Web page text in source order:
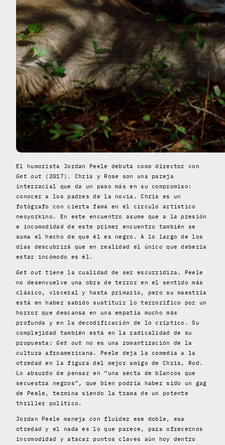
El humorista Jordan Peele debuta como director con
Get out (2017). Chris y Rose son una pareja
interracial que da un paso más en su compromiso:
conocer a los padres de la novia. Chris es un
fotógrafo con cierta fama en el círculo artístico
neoyorkino. En este encuentro asume que a la presión
e incomodidad de este primer encuentro también se
suma el hecho de que él es negro. A lo largo de los
días descubrirá que en realidad el único que debería
estar incómodo es él.
Get outtiene la cualidad de ser escurridiza. Peele
no desenvuelve una obra de terror en el sentido más
clásico, visceral y hasta primario, pero su maestría
está en haber sabido sustituir lo terrorífico por un
horror que descansa en una empatía mucho más
profunda y en la decodificación de lo críptico. Su
complejidad también está en la radicalidad de su
propuesta:Get out
no es una romantización de la
cultura afroamericana. Peele deja la comedia a la
otredad en la figura del mejor amigo de Chris, Rod.
Lo absurdo de pensar en “una secta de blancos que
secuestra negros”, que bien podría haber sido un gag
de Peele, termina siendo la trama de un potente
thriller político.
Jordan Peele maneja con fluidez ese doble, esa
otredad y el nada es lo que parece, para ofrecernos
incomodidad y atacar puntos claves aún hoy dentro